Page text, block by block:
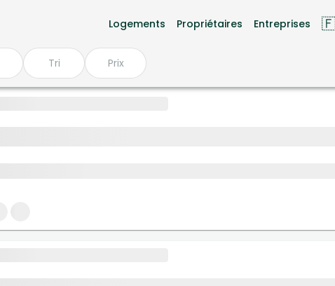
Logements Propriétaires Entreprises
Tri Prix